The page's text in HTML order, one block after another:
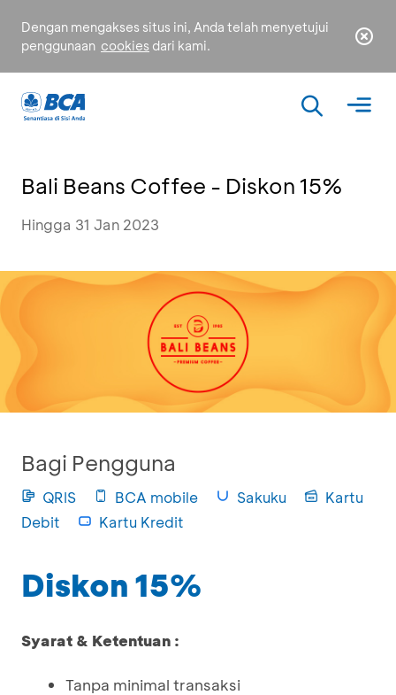
Dengan mengakses situs ini, Anda telah menyetujui
penggunaan cookies dari kami.
Bali Beans Coffee - Diskon 15%
Hingga 31 Jan 2023
Bagi Pengguna
QRIS BCA mobile Sakuku
Kartu
Debit
Kartu Kredit
Diskon 15%
Syarat & Ketentuan :
Tanpa minimal transaksi